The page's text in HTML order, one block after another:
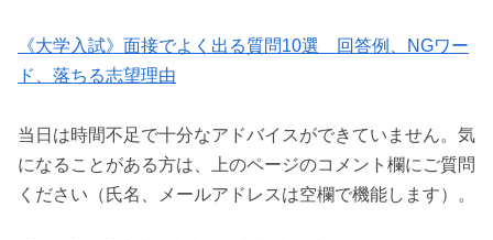
《大学入試》面接でよく出る質問10選 回答例、NGワー
ド、落ちる志望理由
当日は時間不足で十分なアドバイスができていません。気
になることがある方は、上のページのコメント欄にご質問
ください（氏名、メールアドレスは空欄で機能します）。